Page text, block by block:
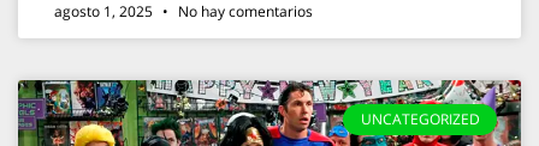
agosto 1, 2025 No hay comentarios
UNCATEGORIZED